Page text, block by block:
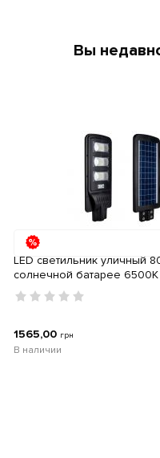
Вы
LED светильник уличный
солнечной батарее 6500K
1565,00 грн
В наличии